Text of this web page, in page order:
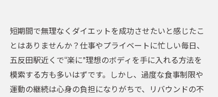
短期間で無理なくダイエットを成功させたいと感じたこ
とはありませんか？仕事やプライベートに忙しい毎日、
五反田駅近くで“楽に”理想のボディを手に入れる方法を
模索する方も多いはずです。しかし、過度な食事制限や
運動の継続は心身の負担になりがちで、リバウンドの不